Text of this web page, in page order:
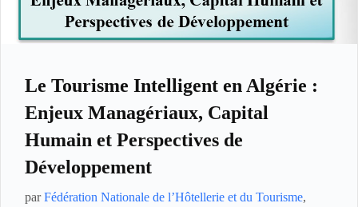
Le Tourisme Intelligent en Algérie :
Enjeux Managériaux, Capital
Humain et Perspectives de
Développement
parFédération Nationale de l’Hôtellerie et du Tourisme,